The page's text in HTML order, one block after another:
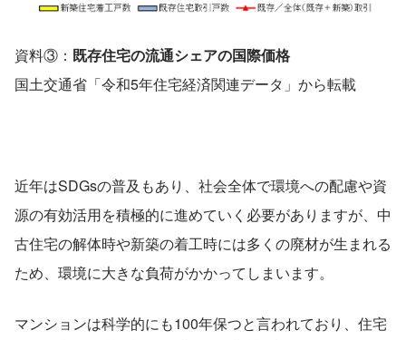
資料③： 既存住宅の流通シェアの国際価格
国土交通省「令和5年住宅経済関連データ」から転載
近年はSDGsの普及もあり、社会全体で環境への配慮や資
源の有効活用を積極的に進めていく必要がありますが、中
古住宅の解体時や新築の着工時には多くの廃材が生まれる
ため、環境に大きな負荷がかかってしまいます。
マンションは科学的にも100年保つと言われており、住宅